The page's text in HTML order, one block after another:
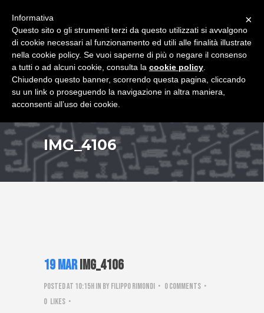
IMG_4106
19 MarIMG_4106
Posted at 10:15hin by Filippo Rimondi
0 Comments
0 Likes
×
Informativa
Questo sito o gli strumenti terzi da questo utilizzati si avvalgono
di cookie necessari al funzionamento ed utili alle finalità illustrate
nella cookie policy. Se vuoi saperne di più o negare il consenso
a tutti o ad alcuni cookie, consulta la cookie policy
Chiudendo questo banner, scorrendo questa pagina, cliccando
su un link o proseguendo la navigazione in altra maniera,
acconsenti all’uso dei cookie.